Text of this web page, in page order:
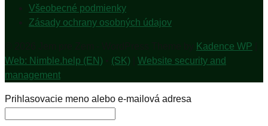
Všeobecné podmienky
Zásady ochrany osobných údajov
Kadence WP
Web: Nimble.help (EN)
(SK)
Website security and
management
Prihlasovacie meno alebo e-mailová adresa